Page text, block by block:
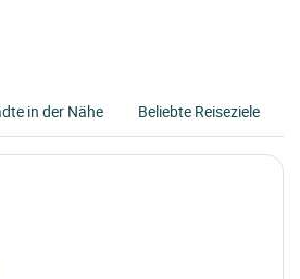
in der Nähe Beliebte Reiseziele